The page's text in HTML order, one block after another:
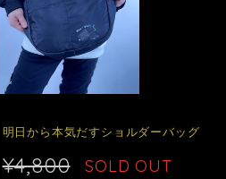
明日から本気だすショルダーバッグ
¥4,800 SOLD OUT